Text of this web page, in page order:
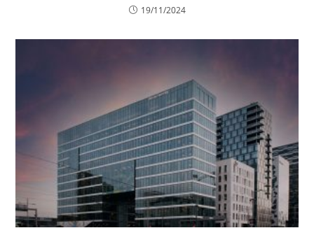
19/11/2024